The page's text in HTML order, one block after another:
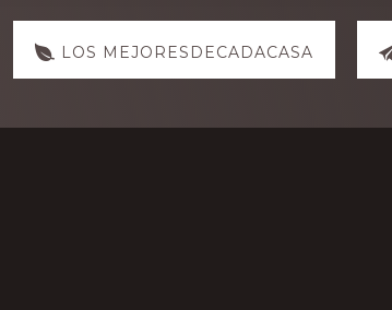
LOS MEJORESDECADACASA